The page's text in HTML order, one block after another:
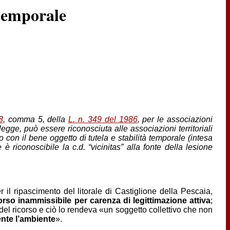
, comma 5, dellaL. n. 349 del 1986, per le associazioni
può essere riconosciuta alle associazioni territoriali
il bene oggetto di tutela e stabilità temporale (intesa
riconoscibile la c.d. “vicinitas” alla fonte della lesione
il ripascimento del litorale di Castiglione della Pescaia,
inammissibile per carenza di legittimazione attiva;
ricorso e ciò lo rendeva «un soggetto collettivo che non
l’ambiente».